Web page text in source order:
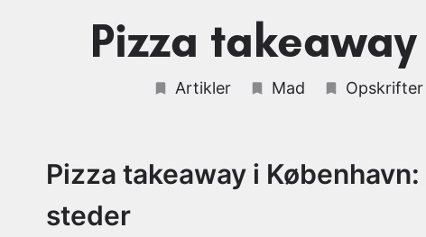
Pizza
Artikler Mad Opskrifter
Pizza takeaway i
steder